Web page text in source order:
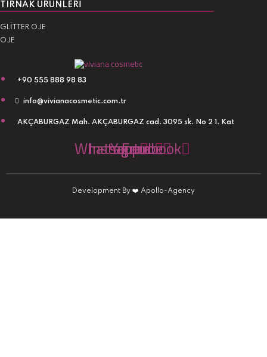
TIRNAK ÜRÜNLERI
GLİTTER OJE
OJE
+90 555 888 98 83
info@vivianacosmetic.com.tr
AKÇABURGAZ Mah. AKÇABURGAZ cad. 3095 sk. No 2 1. Kat
Whatsapp
Instagram
Youtube
Facebook
Development By ❤️ Apollo-Agency